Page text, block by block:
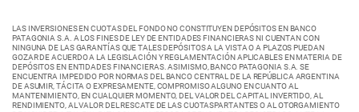
LAS INVERSIONES EN CUOTAS DEL FONDO NO CONSTITUYEN DEPÓSITOS EN BANCO
PATAGONIA S.A. A LOS FINES DE LEY DE ENTIDADES FINANCIERAS NI CUENTAN CON
NINGUNA DE LAS GARANTÍAS QUE TALES DEPÓSITOS A LA VISTA O A PLAZOS PUEDAN
GOZAR DE ACUERDO A LA LEGISLACIÓN Y REGLAMENTACIÓN APLICABLES EN MATERIA DE
DEPÓSITOS EN ENTIDADES FINANCIERAS. ASIMISMO, BANCO PATAGONIA S.A. SE
ENCUENTRA IMPEDIDO POR NORMAS DEL BANCO CENTRAL DE LA REPÚBLICA ARGENTINA
DE ASUMIR, TÁCITA O EXPRESAMENTE, COMPROMISO ALGUNO EN CUANTO AL
MANTENIMIENTO, EN CUALQUIER MOMENTO, DEL VALOR DEL CAPITAL INVERTIDO, AL
RENDIMIENTO, AL VALOR DEL RESCATE DE LAS CUOTASPARTANTES O AL OTORGAMIENTO